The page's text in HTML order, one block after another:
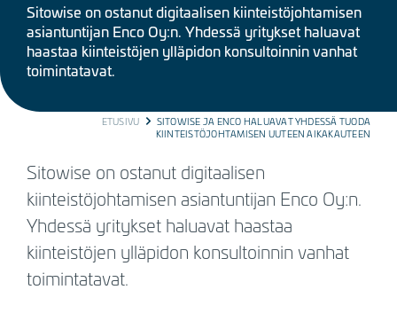
Sitowise on ostanut digitaalisen kiinteistöjohtamisen
asiantuntijan Enco Oy:n. Yhdessä yritykset haluavat
haastaa kiinteistöjen ylläpidon konsultoinnin vanhat
toimintatavat.
BREADCRUMB
ETUSIVU
SITOWISE JA ENCO HALUAVAT YHDESSÄ TUODA
KIINTEISTÖJOHTAMISEN UUTEEN AIKAKAUTEEN
Sitowise on ostanut digitaalisen
kiinteistöjohtamisen asiantuntijan Enco Oy:n.
Yhdessä yritykset haluavat haastaa
kiinteistöjen ylläpidon konsultoinnin vanhat
toimintatavat.